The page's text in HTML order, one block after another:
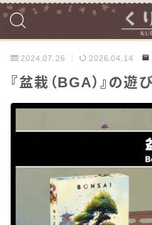
2024.07.26 2026.04.14
『盆栽（BGA）』の遊